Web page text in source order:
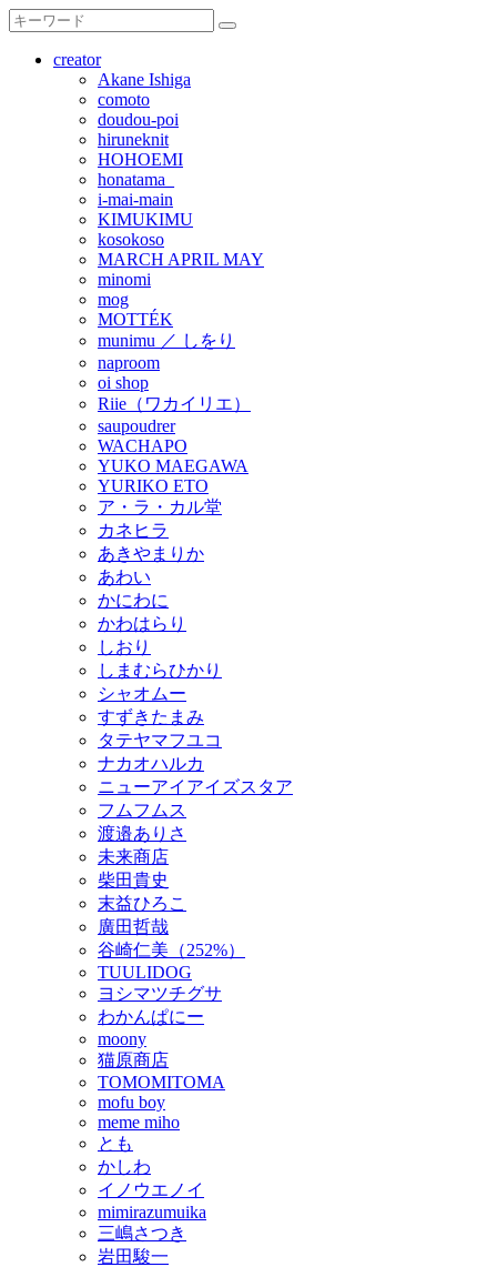
creator
Akane Ishiga
comoto
doudou-poi
hiruneknit
HOHOEMI
honatama_
i-mai-main
KIMUKIMU
kosokoso
MARCH APRIL MAY
minomi
mog
MOTTÉK
munimu ／ しをり
naproom
oi shop
Riie（ワカイリエ）
saupoudrer
WACHAPO
YUKO MAEGAWA
YURIKO ETO
ア・ラ・カル堂
カネヒラ
あきやまりか
あわい
かにわに
かわはらり
しおり
しまむらひかり
シャオムー
すずきたまみ
タテヤマフユコ
ナカオハルカ
ニューアイアイズスタア
フムフムス
渡邉ありさ
未来商店
柴田貴史
末益ひろこ
廣田哲哉
谷崎仁美（252%）
TUULIDOG
ヨシマツチグサ
わかんぱにー
moony
猫原商店
TOMOMITOMA
mofu boy
meme miho
とも
かしわ
イノウエノイ
mimirazumuika
三嶋さつき
岩田駿一